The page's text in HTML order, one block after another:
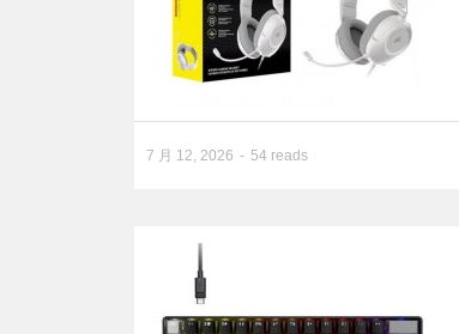
7 月 12, 2026 54 reads